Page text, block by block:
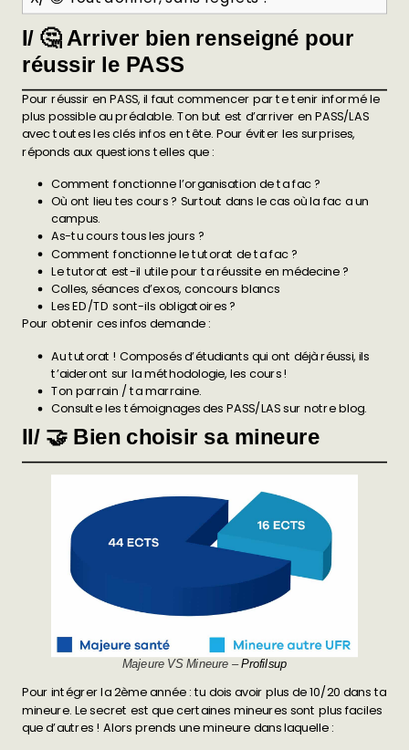
I/ 🤔 Arriver bien renseigné pour
réussir le PASS
Pour réussir en PASS, il faut commencer par te tenir informé le
plus possible au préalable. Ton but est d’arriver en PASS/LAS
avec toutes les clés infos en tête. Pour éviter les surprises,
réponds aux questions telles que :
Comment fonctionne l’organisation de ta fac ?
Où ont lieu tes cours ? Surtout dans le cas où la fac a un
campus.
As-tu cours tous les jours ?
Comment fonctionne le tutorat de ta fac ?
Le tutorat est-il utile pour ta réussite en médecine ?
Colles, séances d’exos, concours blancs
Les ED/TD sont-ils obligatoires ?
Pour obtenir ces infos demande :
Au tutorat ! Composés d’étudiants qui ont déjà réussi, ils
t’aideront sur la méthodologie, les cours !
Ton parrain / ta marraine.
Consulte les témoignages des PASS/LAS sur notre blog.
II/ 🤝 Bien choisir sa mineure
Majeure VS Mineure –Profilsup
Pour intégrer la 2ème année : tu dois avoir plus de 10/20 dans ta
mineure. Le secret est que certaines mineures sont plus faciles
que d’autres ! Alors prends une mineure dans laquelle :